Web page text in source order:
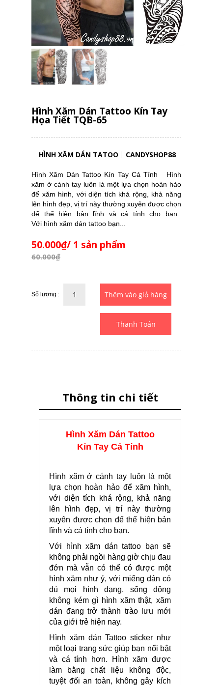
Hình Xăm Dán Tattoo Kín Tay
Họa Tiết TQB-65
HÌNH XĂM DÁN TATOO CANDYSHOP88
Hình Xăm Dán Tattoo Kín Tay Cá Tính Hình
xăm ở cánh tay luôn là một lựa chọn hoàn hảo
để xăm hình, với diện tích khá rộng, khả năng
lên hình đẹp, vị trí này thường xuyên được chọn
để thể hiện bản lĩnh và cá tính cho bạn.
Với hình xăm dán tattoo bạn...
50.000₫/ 1 sản phẩm
60.000₫
Số lượng :
Thanh Toán
Thông tin chi tiết
Hình Xăm Dán Tattoo
Kín Tay Cá Tính
Hình xăm ở cánh tay luôn là một
lựa chọn hoàn hảo để xăm hình,
với diện tích khá rộng, khả năng
lên hình đẹp, vị trí này thường
xuyên được chọn để thể hiện bản
lĩnh và cá tính cho bạn.
Với hình xăm dán tattoo bạn sẽ
không phải ngồi hàng giờ chịu đau
đớn mà vẫn có thể có được một
hình xăm như ý, với miếng dán có
đủ mọi hình dạng, sống động
không kém gì hình xăm thật, xăm
dán đang trở thành trào lưu mới
của giới trẻ hiện nay.
Hình xăm dán Tattoo sticker như
một loại trang sức giúp bạn nổi bật
và cá tính hơn. Hình xăm được
làm bằng chất liệu không độc,
tuyệt đối an toàn, không gây kích